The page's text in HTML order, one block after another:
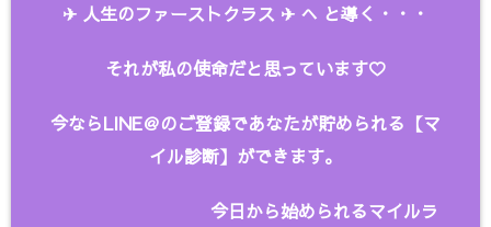
✈︎ 人生のファーストクラス ✈︎ へ と導く・・・
それが私の使命だと思っています♡
今ならLINE＠のご登録であなたが貯められる【マ
イル診断】ができます。
今日から始められるマイルラ